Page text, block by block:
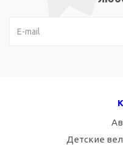
Детские